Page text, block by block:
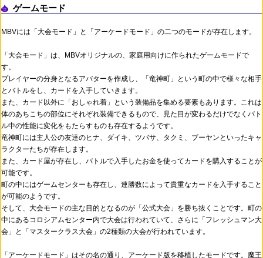
ゲームモード
MBVには「大会モード」と「アーケードモード」の二つのモードが存在します。
「大会モード」は、MBVオリジナルの、家庭用向けに作られたゲームモードで
す。
プレイヤーの分身となるアバターを作成し、「竜神町」という町の中で様々な相手
とバトルをし、カードを入手していきます。
また、カード以外に「おしゃれ着」という装備品を集める要素もあります。これは
体のあちこちの部位にそれぞれ装備できるもので、見た目が変わるだけでなくバト
ル中の性能に変化をもたらすものも存在するようです。
竜神町には主人公の友達のヒナ、ダイキ、ツバサ、タクミ、ブーヤンといったキャ
ラクターたちが存在します。
また、カード屋が存在し、バトルで入手したお金を使ってカードを購入することが
可能です。
町の中にはゲームセンターも存在し、連勝数によって貴重なカードを入手すること
が可能のようです。
そして、大会モードの主な目的となるのが「公式大会」を勝ち抜くことです。町の
中にあるコロシアムセンター内で大会は行われていて、さらに「フレッシュマン大
会」と「マスタークラス大会」の2種類の大会が行われています。
「アーケードモード」はその名の通り、アーケード版を移植したモードです。魔王